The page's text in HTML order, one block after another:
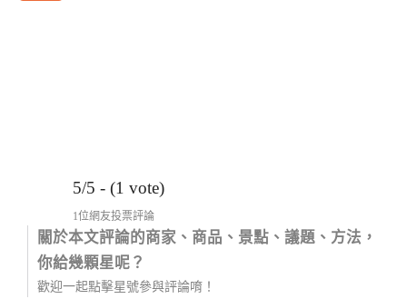
5/5 - (1 vote)
1位網友投票評論
關於本文評論的商家、商品、景點、議題、方法，
你給幾顆星呢？
歡迎一起點擊星號參與評論唷！